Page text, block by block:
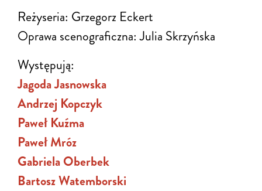
Reżyseria: Grzegorz Eckert
Oprawa scenograficzna: Julia Skrzyńska
Występują:
Jagoda Jasnowska
Andrzej Kopczyk
Paweł Kuźma
Paweł Mróz
Gabriela Oberbek
Bartosz Watemborski